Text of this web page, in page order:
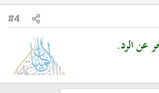
#4
عن الرد.